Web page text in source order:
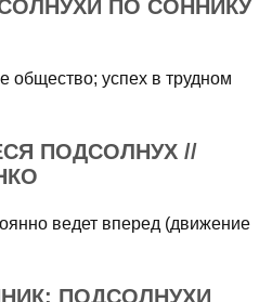
ПО СОННИКУ
общество; успех в трудном
ПОДСОЛНУХ //
ведет вперед (движение
ПОДСОЛНУХИ